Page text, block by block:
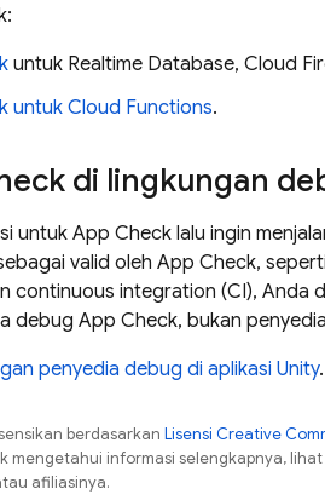
untuk Realtime Database, Cloud
untuk Cloud Functions.
di lingkungan
untuk App Check lalu ingin
valid oleh App Check,
continuous integration (CI), Anda
debug App Check, bukan
penyedia debug di aplikasi Unity.
berdasarkan Lisensi Creative
mengetahui informasi selengkapnya, lihat
afiliasinya.